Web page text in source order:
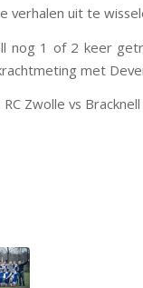
verhalen uit te
nog 1 of 2 keer
met
Zwolle vs Bracknell